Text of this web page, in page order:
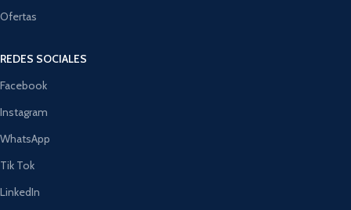
Ofertas
REDES SOCIALES
Facebook
Instagram
WhatsApp
Tik Tok
LinkedIn